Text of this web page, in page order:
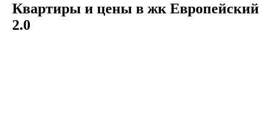
Квартиры и цены в жк Европейский
2.0